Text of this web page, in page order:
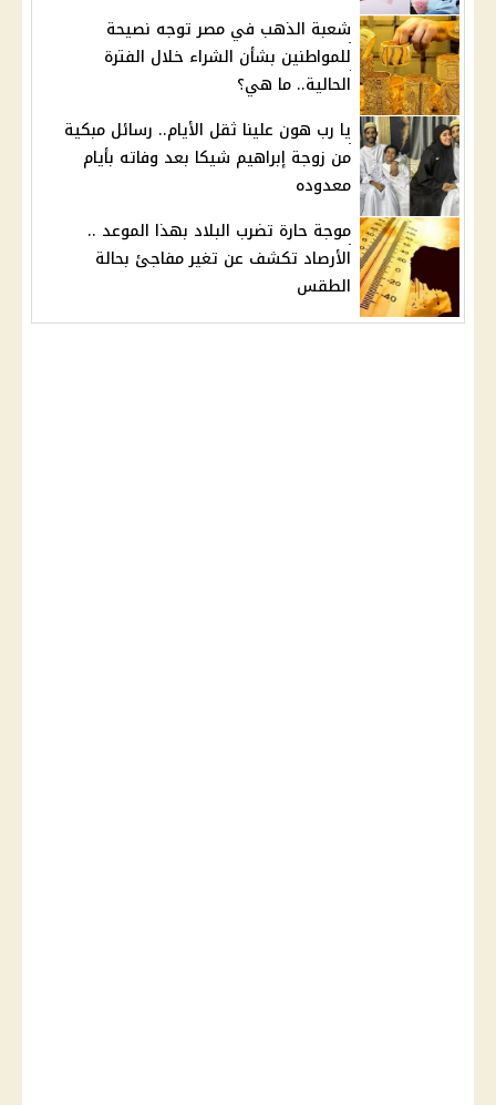
شعبة الذهب في مصر توجه نصيحة
للمواطنين بشأن الشراء خلال الفترة
الحالية.. ما هي؟
يا رب هون علينا ثقل الأيام.. رسائل مبكية
من زوجة إبراهيم شيكا بعد وفاته بأيام
معدوده
موجة حارة تضرب البلاد بهذا الموعد ..
الأرصاد تكشف عن تغير مفاجئ بحالة
الطقس